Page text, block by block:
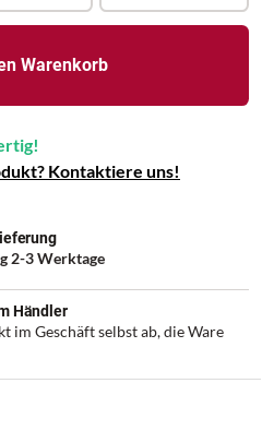
Warenkorb
Kontaktiere uns!
2-3 Werktage
Händler
im Geschäft selbst ab, die Ware